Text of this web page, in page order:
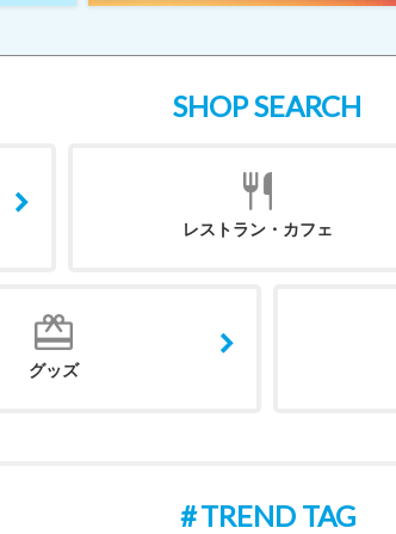
SHOP SEARCH
レストラン・カフェ
グッズ
TREND TAG